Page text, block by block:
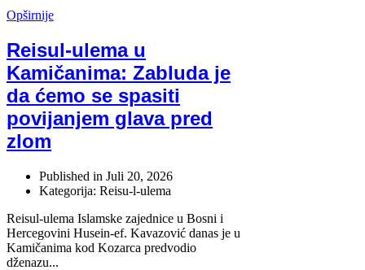
Opširnije
Reisul-ulema u
Kamičanima: Zabluda je
da ćemo se spasiti
povijanjem glava pred
zlom
Published in Juli 20, 2026
Kategorija: Reisu-l-ulema
Reisul-ulema Islamske zajednice u Bosni i
Hercegovini Husein-ef. Kavazović danas je u
Kamičanima kod Kozarca predvodio
dženazu...